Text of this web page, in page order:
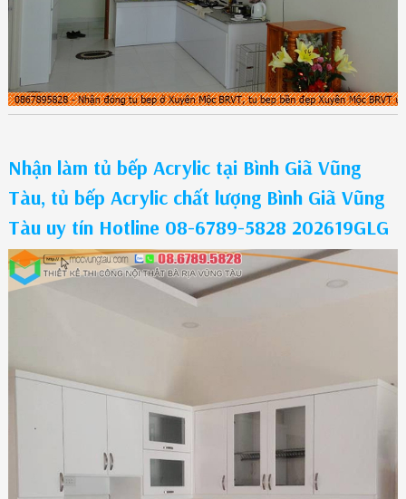
Nhận làm tủ bếp Acrylic tại Bình Giã Vũng
Tàu, tủ bếp Acrylic chất lượng Bình Giã Vũng
Tàu uy tín Hotline 08-6789-5828 202619GLG